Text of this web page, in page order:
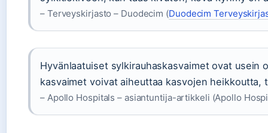
– Terveyskirjasto – Duodecim (Duodecim
Hyvänlaatuiset sylkirauhaskasvaimet ovat usein
kasvaimet voivat aiheuttaa kasvojen heikkoutta,
– Apollo Hospitals – asiantuntija-artikkeli (Apollo